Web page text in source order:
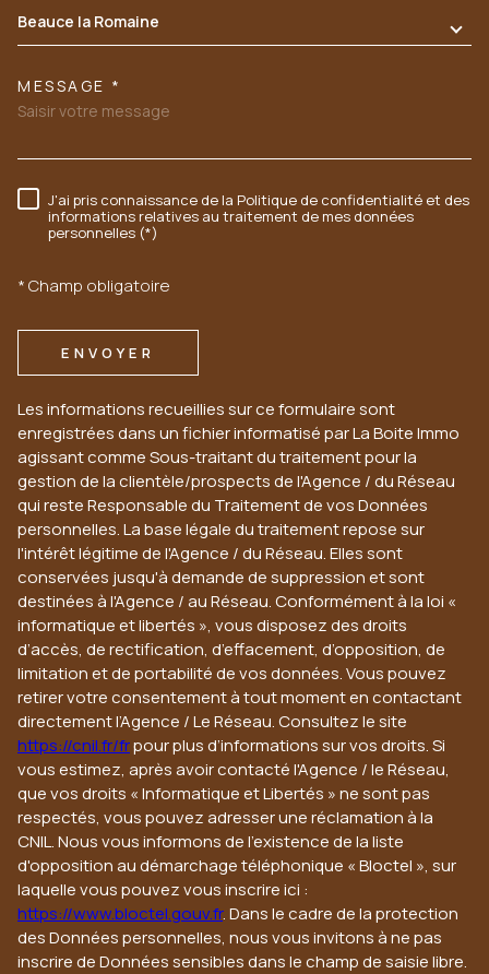
Beauce la Romaine
MESSAGE *
RÈGLEMENTATION
J'ai pris connaissance de la Politique de confidentialité et des
informations relatives au traitement de mes données
personnelles (*)
* Champ obligatoire
ENVOYER
Les informations recueillies sur ce formulaire sont
enregistrées dans un fichier informatisé par La Boite Immo
agissant comme Sous-traitant du traitement pour la
gestion de la clientèle/prospects de l'Agence / du Réseau
qui reste Responsable du Traitement de vos Données
personnelles. La base légale du traitement repose sur
l'intérêt légitime de l'Agence / du Réseau. Elles sont
conservées jusqu'à demande de suppression et sont
destinées à l'Agence / au Réseau. Conformément à la loi «
informatique et libertés », vous disposez des droits
d’accès, de rectification, d’effacement, d’opposition, de
limitation et de portabilité de vos données. Vous pouvez
retirer votre consentement à tout moment en contactant
directement l’Agence / Le Réseau. Consultez le site
https://cnil.fr/frpour plus d’informations sur vos droits. Si
vous estimez, après avoir contacté l'Agence / le Réseau,
que vos droits « Informatique et Libertés » ne sont pas
respectés, vous pouvez adresser une réclamation à la
CNIL. Nous vous informons de l’existence de la liste
d'opposition au démarchage téléphonique « Bloctel », sur
laquelle vous pouvez vous inscrire ici :
https://www.bloctel.gouv.fr. Dans le cadre de la protection
des Données personnelles, nous vous invitons à ne pas
inscrire de Données sensibles dans le champ de saisie libre.